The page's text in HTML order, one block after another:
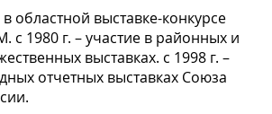
в областной выставке-конкурсе
с 1980 г. – участие в районных и
выставках. с 1998 г. –
отчетных выставках Союза